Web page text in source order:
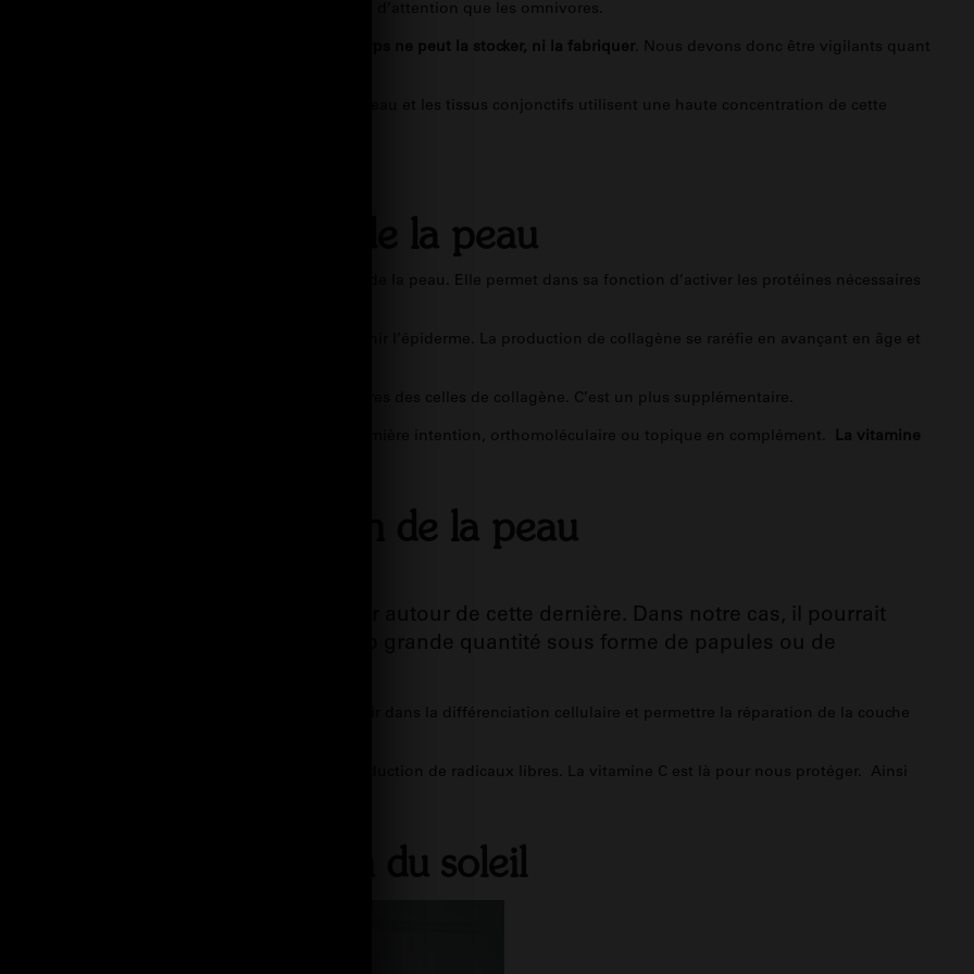
et des fruits crus et de saison avec encore plus d’attention que les omnivores.
le corps ne peut la stocker, ni la fabriquer . Nous devons donc être vigilants quant
La peau et les tissus conjonctifs utilisent une haute concentration de cette
C sur la structure de la peau
la préservation de l’ARN messager des cellules de la peau. Elle permet dans sa fonction d’activer les protéines nécessaires
de la peau avec l’élastine. Il permet de maintenir l’épiderme. La production de collagène se raréfie en avançant en âge et
. Ces cellules sont nourricières des celles de collagène. C’est un plus supplémentaire.
C pour la peau, qu’il soit alimentaire en première intention, orthomoléculaire ou topique en complément.
La vitamine
C et la cicatrisation de la peau
vitamine C vont forcément diminuer autour de cette dernière. Dans notre cas, il pourrait
Soit l’acné s’est manifesté en trop grande quantité sous forme de papules ou de
. Elle va intervenir dans la différenciation cellulaire et permettre la réparation de la couche
se met en place. Cela engendre une production de radicaux libres. La vitamine C est là pour nous protéger. Ainsi
C sur la protection du soleil